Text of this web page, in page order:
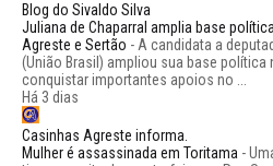
Blog do Sivaldo Silva
Juliana de Chaparral amplia base
Agreste e Sertão - A candidata a
(União Brasil) ampliou sua base
conquistar importantes apoios no ...
Há 3 dias
Casinhas Agreste informa.
Mulher é assassinada em Toritama -